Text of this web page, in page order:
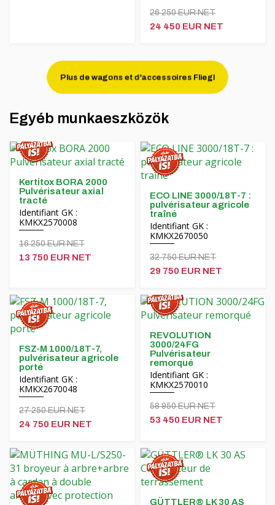
26 250 EUR NET
24 450 EUR NET
Plus de wagons et d'accessoires Fliegl
Egyéb munkaeszközök
Kertitox BORA 2000
Pulvérisateur axial
tracté
Identifiant GK :
KMKX2570008
16 250 EUR NET
13 750 EUR NET
ECO LINE 3000/18T-7 :
pulvérisateur agricole
traîné
Identifiant GK :
KMKX2670050
32 750 EUR NET
29 750 EUR NET
FSZ-M 1000/18T-7,
pulvérisateur agricole
porté
Identifiant GK :
KMKX2670048
27 250 EUR NET
24 750 EUR NET
REVOLUTION
3000/24FG
Pulvérisateur
remorqué
Identifiant GK :
KMKX2570010
58 950 EUR NET
53 450 EUR NET
GÜTTLER® LK 30 AS